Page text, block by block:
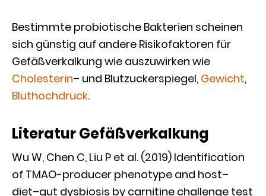
Bestimmte probiotische Bakterien scheinen
sich günstig auf andere Risikofaktoren für
Gefäßverkalkung wie auszuwirken wie
Cholesterin– und Blutzuckerspiegel, Gewicht,
Bluthochdruck.
Literatur Gefäßverkalkung
Wu W, Chen C, Liu P et al. (2019) Identification
of TMAO-producer phenotype and host–
diet–gut dysbiosis by carnitine challenge test